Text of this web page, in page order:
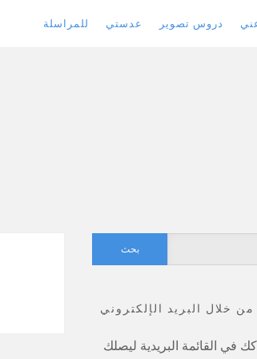
دروس تصوير عدستي للمراسلة
البحث
عن:
من خلال البريد الإلكتروني
في القائمة البريدية ليصلك